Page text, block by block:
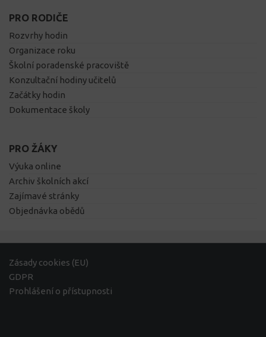
PRO RODIČE
Rozvrhy hodin
Organizace roku
Školní poradenské pracoviště
Konzultační hodiny učitelů
Začátky hodin
Dokumentace školy
PRO ŽÁKY
Výuka online
Archiv školních akcí
Zajímavé stránky
Objednávka obědů
Zásady cookies (EU)
GDPR
Prohlášení o přístupnosti